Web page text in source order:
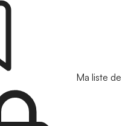
Ma liste de